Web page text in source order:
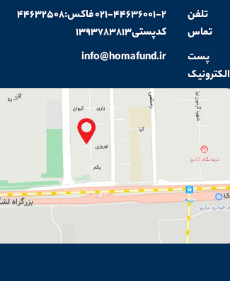
تلفن
تماس
۰۲۱-۴۴۶۳۶۰۰۱-۲ فاکس:۴۴۶۳۲۵۰۸
کدپستی۱۳۹۳۷۸۳۸۱۳
پست
الکترونیک
info@homafund.ir